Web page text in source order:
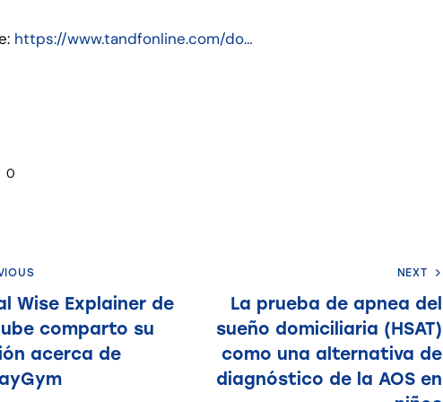
https://www.tandfonline.com/do…
0
Wise Explainer de
comparto su
acerca de
NEXT
La prueba de apnea del
sueño domiciliaria (HSAT)
como una alternativa de
diagnóstico de la AOS en